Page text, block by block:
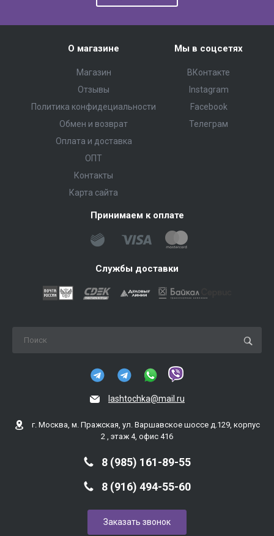
О магазине
Магазин
Отзывы
Политика конфидециальности
Обмен и возврат
Оплата и доставка
ОПТ
Контакты
Карта сайта
Мы в соцсетях
ВКонтакте
Instagram
Facebook
Телеграм
Принимаем к оплате
Службы доставки
lashtochka@mail.ru
г. Москва, м. Пражская, ул. Варшавское шоссе д.129, корпус
2 , этаж 4, офис 416
8 (985) 161-89-55
8 (916) 494-55-60
Заказать звонок